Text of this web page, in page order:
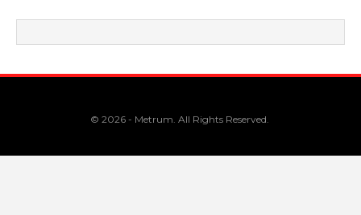
© 2026 - Metrum. All Rights Reserved.